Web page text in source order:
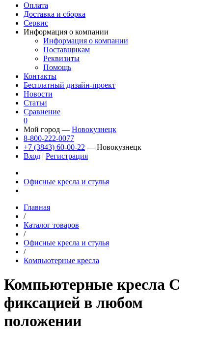
Оплата
Доставка и сборка
Сервис
Информация о компании
Информация о компании
Поставщикам
Реквизиты
Помощь
Контакты
Бесплатный дизайн-проект
Новости
Статьи
Сравнение
0
Мой город — Новокузнецк
8-800-222-0077
+7 (3843) 60-00-22 — Новокузнецк
Вход | Регистрация
Офисные кресла и стулья
Главная
/
Каталог товаров
/
Офисные кресла и стулья
/
Компьютерные кресла
Компьютерные кресла С
фиксацией в любом
положении